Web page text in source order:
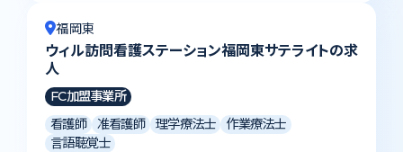
福岡東
ウィル訪問看護ステーション福岡東サテライトの求
人
FC加盟事業所
看護師
准看護師 理学療法士
作業療法士
言語聴覚士